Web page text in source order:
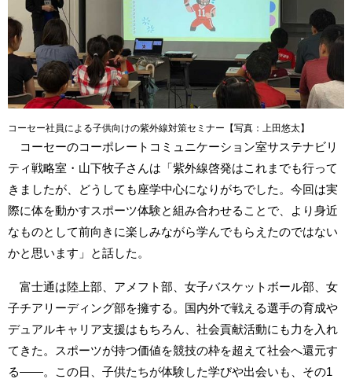
コーセー社員による子供向けの紫外線対策セミナー【写真：上田悠太】
コーセーのコーポレートコミュニケーション室サステナビリ
ティ戦略室・山下牧子さんは「紫外線啓発はこれまでも行って
きましたが、どうしても座学中心になりがちでした。今回は実
際に体を動かすスポーツ体験と組み合わせることで、より身近
なものとして前向きに楽しみながら学んでもらえたのではない
かと思います」と話した。
富士通は陸上部、アメフト部、女子バスケットボール部、女
子チアリーディング部を擁する。国内外で戦える選手の育成や
デュアルキャリア支援はもちろん、社会貢献活動にも力を入れ
てきた。スポーツが持つ価値を競技の枠を超えて社会へ還元す
る――。この日、子供たちが体験した学びや出会いも、その1